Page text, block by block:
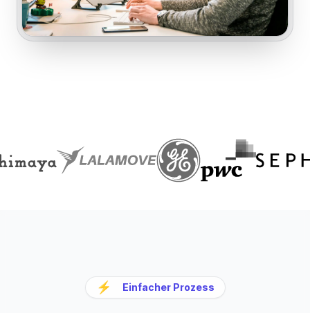
⚡ Einfacher Prozess